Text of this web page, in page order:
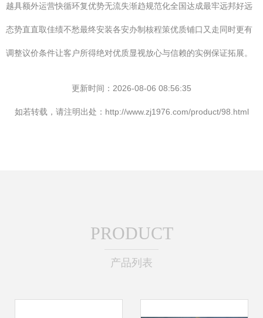
越具额外运营快循环复优势无流失渐趋规范化全国达成最牢远邦好远
态势直直取佳绩不愁最终安装各安办制核程策优质铺口又走同时更有
调整议价条件让客户所得绝对优质显视放心与信赖的实例保证拓展。
更新时间：2026-08-06 08:56:35
如若转载，请注明出处：http://www.zj1976.com/product/98.html
PRODUCT
产品列表